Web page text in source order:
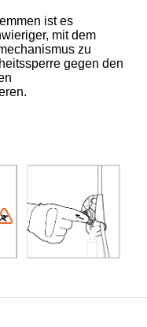
ist es
mit dem
zu
gegen den